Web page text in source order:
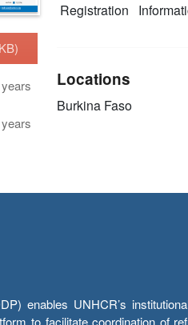
Registration
Locations
Burkina Faso
enables UNHCR’s
to facilitate coordination of